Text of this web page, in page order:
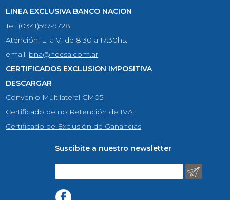
LINEA EXCLUSIVA BANCO NACION
Tel: (0341)597-9728
Atención: L. a V. de 8:30 a 17:30hs.
email: bna@hdcsa.com.ar
CERTIFICADOS EXCLUSION IMPOSITIVA
DESCARGAR
Convenio Multilateral CM05
Certificado de no Retención de IVA
Certificado de Exclusión de Ganancias
Suscibite a nuestro newsletter